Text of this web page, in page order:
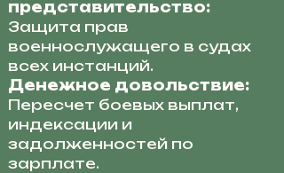
представительство:
Защита прав
военнослужащего в судах
всех инстанций.
Денежное довольствие:
Пересчет боевых выплат,
индексации и
задолженностей по
зарплате.